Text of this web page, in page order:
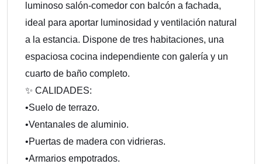
luminoso salón-comedor con balcón a fachada,
ideal para aportar luminosidad y ventilación natural
a la estancia. Dispone de tres habitaciones, una
espaciosa cocina independiente con galería y un
cuarto de baño completo.
✨ CALIDADES:
•Suelo de terrazo.
•Ventanales de aluminio.
•Puertas de madera con vidrieras.
•Armarios empotrados.